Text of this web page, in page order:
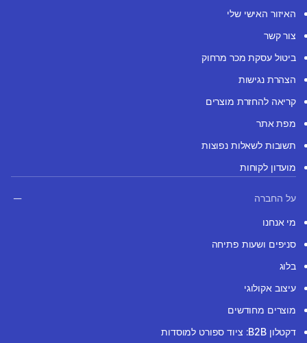
האיזור האישי שלי
צור קשר
ביטול עסקת מכר מרחוק
הצהרת נגישות
קריאה להחזרת מוצרים
מפת אתר
תשובות לשאלות נפוצות
מועדון לקוחות
על החברה
מי אנחנו
סניפים ושעות פתיחה
בלוג
עיצוב אקולוגי
מוצרים מחודשים
דקטלון B2B: ציוד ספורט למוסדות